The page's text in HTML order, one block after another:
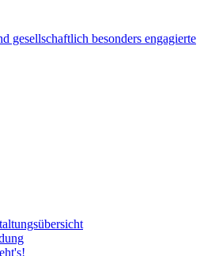
gesellschaftlich besonders engagierte